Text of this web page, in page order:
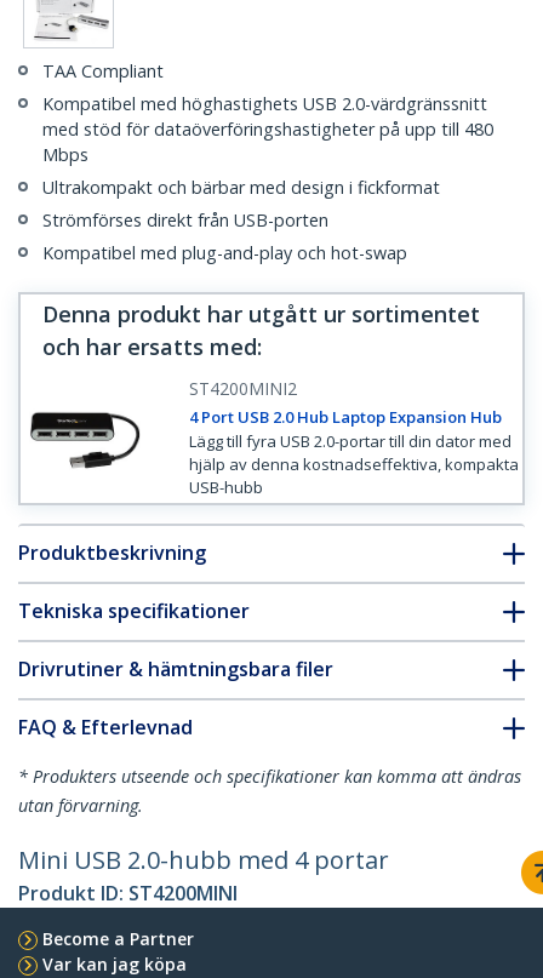
TAA Compliant
Kompatibel med höghastighets USB 2.0-värdgränssnitt
med stöd för dataöverföringshastigheter på upp till 480
Mbps
Ultrakompakt och bärbar med design i fickformat
Strömförses direkt från USB-porten
Kompatibel med plug-and-play och hot-swap
Denna produkt har utgått ur sortimentet
och har ersatts med:
ST4200MINI2
4 Port USB 2.0 Hub Laptop Expansion Hub
Lägg till fyra USB 2.0-portar till din dator med
hjälp av denna kostnadseffektiva, kompakta
USB-hubb
Produktbeskrivning
Tekniska specifikationer
Drivrutiner & hämtningsbara filer
FAQ & Efterlevnad
* Produkters utseende och specifikationer kan komma att ändras
utan förvarning.
Mini USB 2.0-hubb med 4 portar
Produkt ID: ST4200MINI
Become a Partner
Var kan jag köpa